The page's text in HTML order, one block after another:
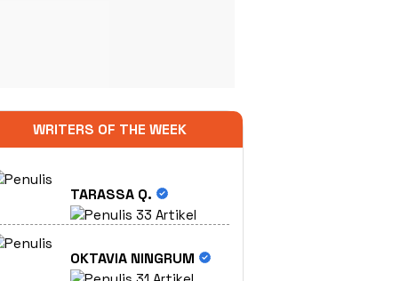
WRITERS OF THE WEEK
TARASSA Q.
33 Artikel
OKTAVIA NINGRUM